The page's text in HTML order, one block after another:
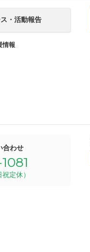
・活動報告
情報
合わせ
定休）